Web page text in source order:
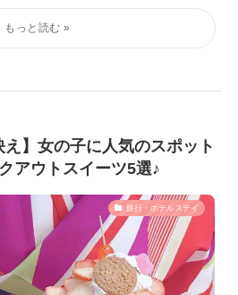
え】女の子に人気のスポット
アウトスイーツ5選♪
旅行・ホテルステイ